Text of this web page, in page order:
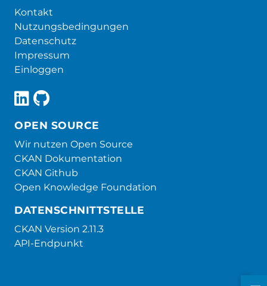
Kontakt
Nutzungsbedingungen
Datenschutz
Impressum
Einloggen
OPEN SOURCE
Wir nutzen Open Source
CKAN Dokumentation
CKAN Github
Open Knowledge Foundation
DATENSCHNITTSTELLE
CKAN Version 2.11.3
API-Endpunkt